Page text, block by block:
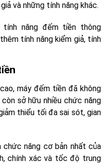
và những tính năng khác.
năng đếm tiền thông
tính năng kiểm giả, tính
máy đếm tiền đã không
sở hữu nhiều chức năng
thiểu tối đa sai sót, gian
năng cơ bản nhất của
chính xác và tốc độ trung